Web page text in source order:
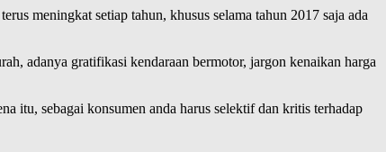
meningkat setiap tahun, khusus selama tahun 2017 saja ada
adanya gratifikasi kendaraan bermotor, jargon kenaikan harga
itu, sebagai konsumen anda harus selektif dan kritis terhadap